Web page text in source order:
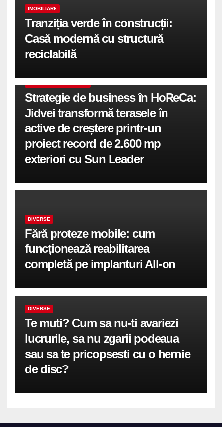
IMOBILIARE
Tranziția verde în construcții:
Casă modernă cu structură
reciclabilă
Strategie de business în HoReCa:
Jidvei transformă terasele în
active de creștere printr-un
proiect record de 2.600 mp
exteriori cu Sun Leader
DIVERSE
Fără proteze mobile: cum
funcționează reabilitarea
completă pe implanturi All-on
DIVERSE
Te muti? Cum sa nu-ti avariezi
lucrurile, sa nu zgarii podeaua
sau sa te pricopsesti cu o hernie
de disc?